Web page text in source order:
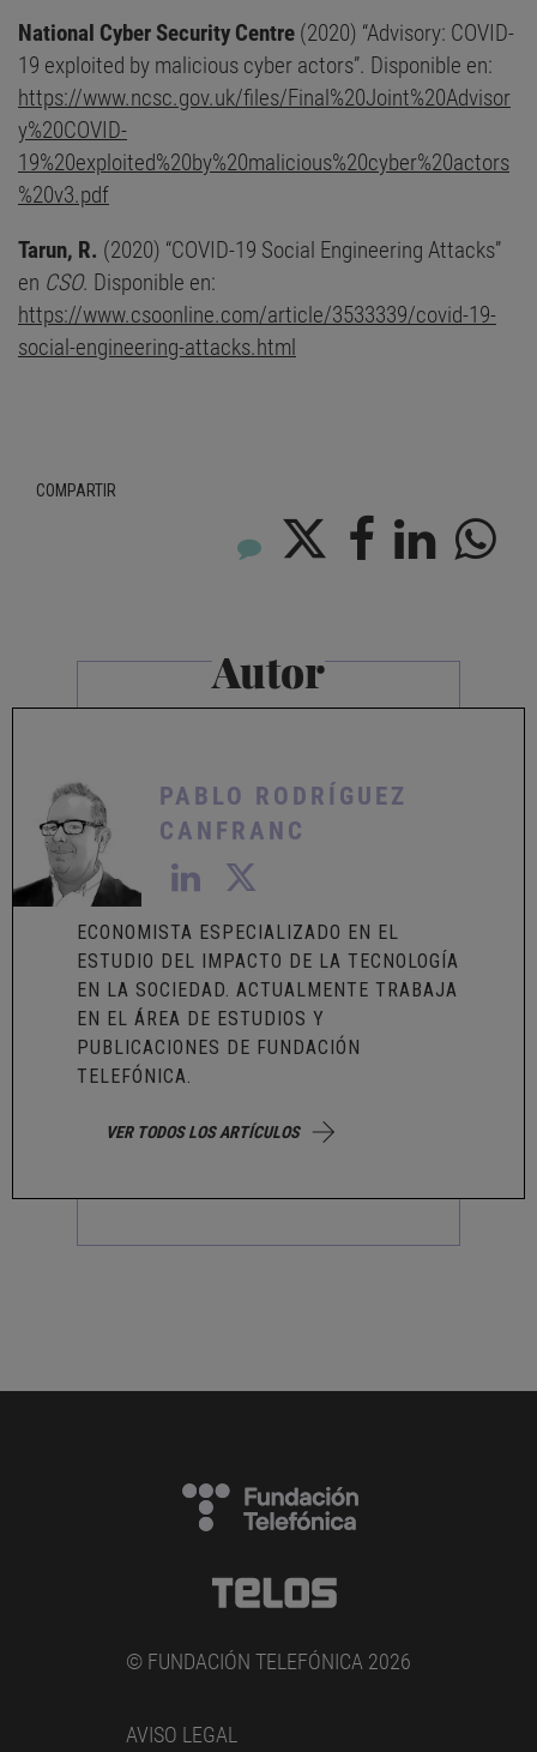
National Cyber Security Centre (2020) “Advisory: COVID-
19 exploited by malicious cyber actors”. Disponible en:
https://www.ncsc.gov.uk/files/Final%20Joint%20Advisor
y%20COVID-
19%20exploited%20by%20malicious%20cyber%20actors
%20v3.pdf
Tarun, R. (2020) “COVID-19 Social Engineering Attacks”
en CSO. Disponible en:
https://www.csoonline.com/article/3533339/covid-19-
social-engineering-attacks.html
COMPARTIR
Autor
PABLO RODRÍGUEZ
CANFRANC
ECONOMISTA ESPECIALIZADO EN EL
ESTUDIO DEL IMPACTO DE LA TECNOLOGÍA
EN LA SOCIEDAD. ACTUALMENTE TRABAJA
EN EL ÁREA DE ESTUDIOS Y
PUBLICACIONES DE FUNDACIÓN
TELEFÓNICA.
VER TODOS LOS ARTÍCULOS
© FUNDACIÓN TELEFÓNICA 2026
AVISO LEGAL